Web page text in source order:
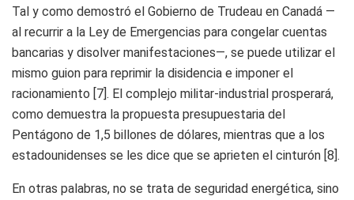
Tal y como demostró el Gobierno de Trudeau en Canadá —
al recurrir a la Ley de Emergencias para congelar cuentas
bancarias y disolver manifestaciones—, se puede utilizar el
mismo guion para reprimir la disidencia e imponer el
racionamiento [7]. El complejo militar-industrial prosperará,
como demuestra la propuesta presupuestaria del
Pentágono de 1,5 billones de dólares, mientras que a los
estadounidenses se les dice que se aprieten el cinturón [8].
En otras palabras, no se trata de seguridad energética, sino